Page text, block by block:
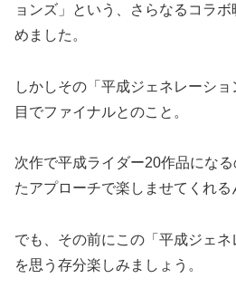
ョンズ」という、さらなるコラ
めました。
しかしその「平成ジェネレーシ
目でファイナルとのこと。
次作で平成ライダー20作品にな
たアプローチで楽しませてくれる
でも、その前にこの「平成ジェネ
を思う存分楽しみましょう。